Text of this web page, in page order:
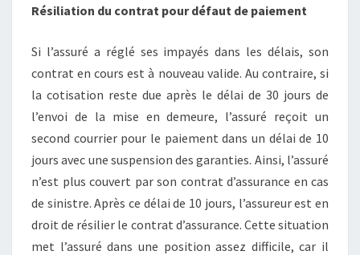
Résiliation du contrat pour défaut de paiement
Si l’assuré a réglé ses impayés dans les délais, son
contrat en cours est à nouveau valide. Au contraire, si
la cotisation reste due après le délai de 30 jours de
l’envoi de la mise en demeure, l’assuré reçoit un
second courrier pour le paiement dans un délai de 10
jours avec une suspension des garanties. Ainsi, l’assuré
n’est plus couvert par son contrat d’assurance en cas
de sinistre. Après ce délai de 10 jours, l’assureur est en
droit de résilier le contrat d’assurance. Cette situation
met l’assuré dans une position assez difficile, car il